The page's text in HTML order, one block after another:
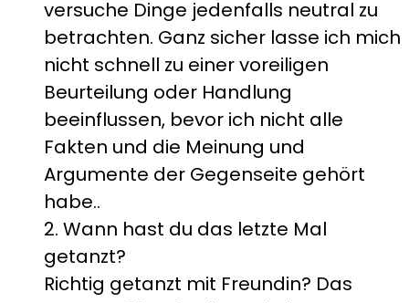
versuche Dinge jedenfalls neutral zu
betrachten. Ganz sicher lasse ich mich
nicht schnell zu einer voreiligen
Beurteilung oder Handlung
beeinflussen, bevor ich nicht alle
Fakten und die Meinung und
Argumente der Gegenseite gehört
habe..
2. Wann hast du das letzte Mal
getanzt?
Richtig getanzt mit Freundin? Das